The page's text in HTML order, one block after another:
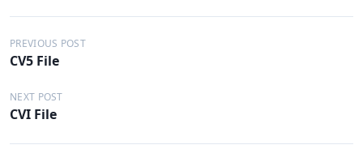
Đ
i
ề
u
h
PREVIOUS POST
CV5 File
NEXT POST
CVI File